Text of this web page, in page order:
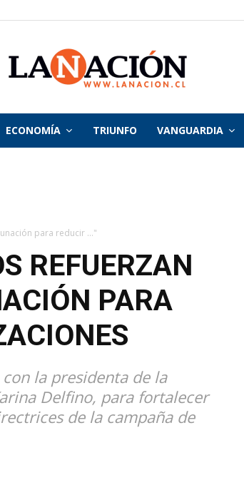
La
ECONOMÍA TRIUNFO VANGUARDIA
para reducir ..."
REFUERZAN
PARA
la presidenta de la
Delfino, para fortalecer
de la campaña de